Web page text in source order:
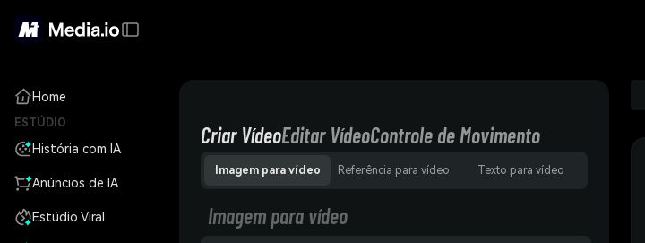
Home
ESTÚDIO
História com IA
Anúncios de IA
Estúdio Viral
Criar VídeoEditar VídeoControle de Movimento
Imagem para vídeo Referência para vídeo Texto para vídeo
Imagem para vídeo